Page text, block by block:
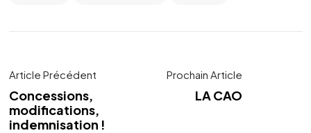
Article Précédent
Concessions,
modifications,
indemnisation !
Prochain Article
LA CAO